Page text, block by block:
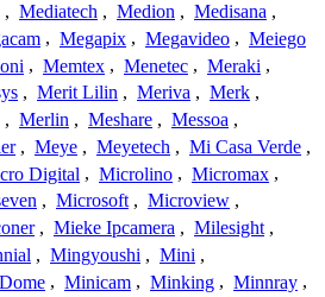
, Mediatech , Medion , Medisana ,
, Megapix , Megavideo , Meiego
, Memtex , Menetec , Meraki ,
, Merit Lilin , Meriva , Merk ,
, Merlin , Meshare , Messoa ,
, Meye , Meyetech , Mi Casa Verde ,
Digital , Microlino , Micromax ,
, Microsoft , Microview ,
, Mieke Ipcamera , Milesight ,
, Mingyoushi , Mini ,
, Minicam , Minking , Minnray ,